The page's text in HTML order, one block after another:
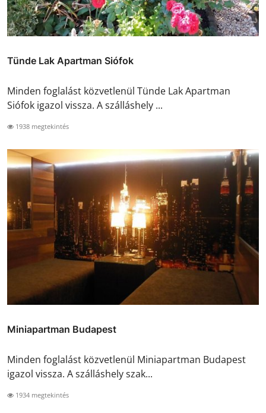
Tünde Lak Apartman Siófok
Minden foglalást közvetlenül Tünde Lak Apartman
Siófok igazol vissza. A szálláshely ...
1938 megtekintés
Miniapartman Budapest
Minden foglalást közvetlenül Miniapartman Budapest
igazol vissza. A szálláshely szak...
1934 megtekintés